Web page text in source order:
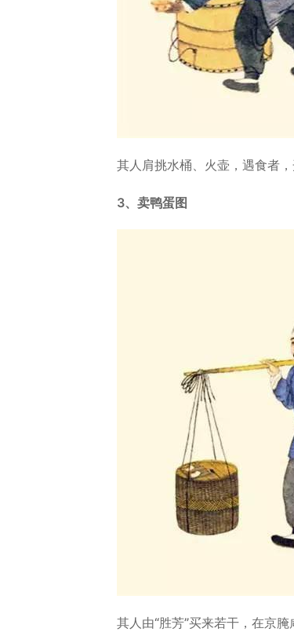
其人肩挑水桶、火壶，遇食者
3、卖鸭蛋图
其人由“胜芳”买来若干，在京